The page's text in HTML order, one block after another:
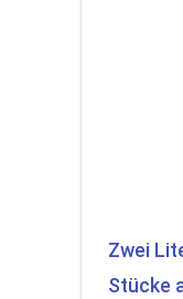
Zwei
Stücke